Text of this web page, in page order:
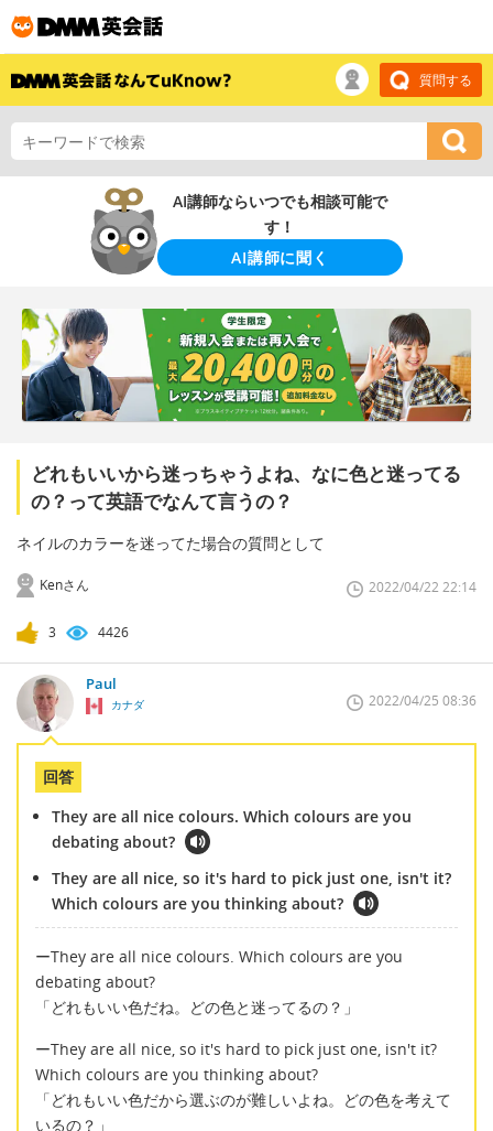
質問する
AI講師ならいつでも相談可能で
す！
AI講師に聞く
どれもいいから迷っちゃうよね、なに色と迷ってる
の？って英語でなんて言うの？
ネイルのカラーを迷ってた場合の質問として
Kenさん 2022/04/22 22:14
3 4426
Paul
カナダ 2022/04/25 08:36
回答
They are all nice colours. Which colours are you
debating about?
They are all nice, so it's hard to pick just one, isn't it?
Which colours are you thinking about?
ーThey are all nice colours. Which colours are you
debating about?
「どれもいい色だね。どの色と迷ってるの？」
ーThey are all nice, so it's hard to pick just one, isn't it?
Which colours are you thinking about?
「どれもいい色だから選ぶのが難しいよね。どの色を考えて
いるの？」